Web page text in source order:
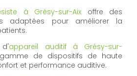
à Grésy-sur-Aix offre des
adaptées pour améliorer la
d'appareil auditif à Grésy-sur-
de dispositifs de haute
et performance auditive.